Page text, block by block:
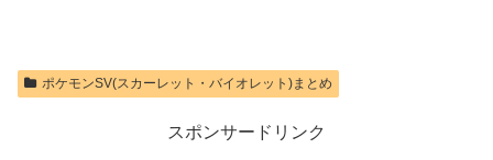
価格：¥7,286
ZCT2J01)
ポケモンSV(スカーレット・バイオレット)まとめ
スポンサードリンク